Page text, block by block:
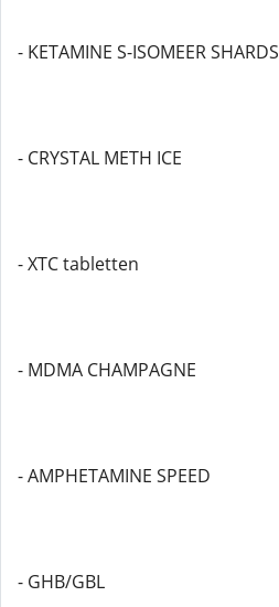
- KETAMINE S-ISOMEER SHARDS
- CRYSTAL METH ICE
- XTC tabletten
- MDMA CHAMPAGNE
- AMPHETAMINE SPEED
- GHB/GBL